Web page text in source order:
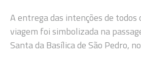
A entrega das intenções de todos
viagem foi simbolizada na
Santa da Basílica de São Pedro,